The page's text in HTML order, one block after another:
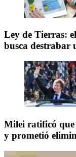
Ley de Tierras:
busca destrabar
Milei ratificó que
y prometió